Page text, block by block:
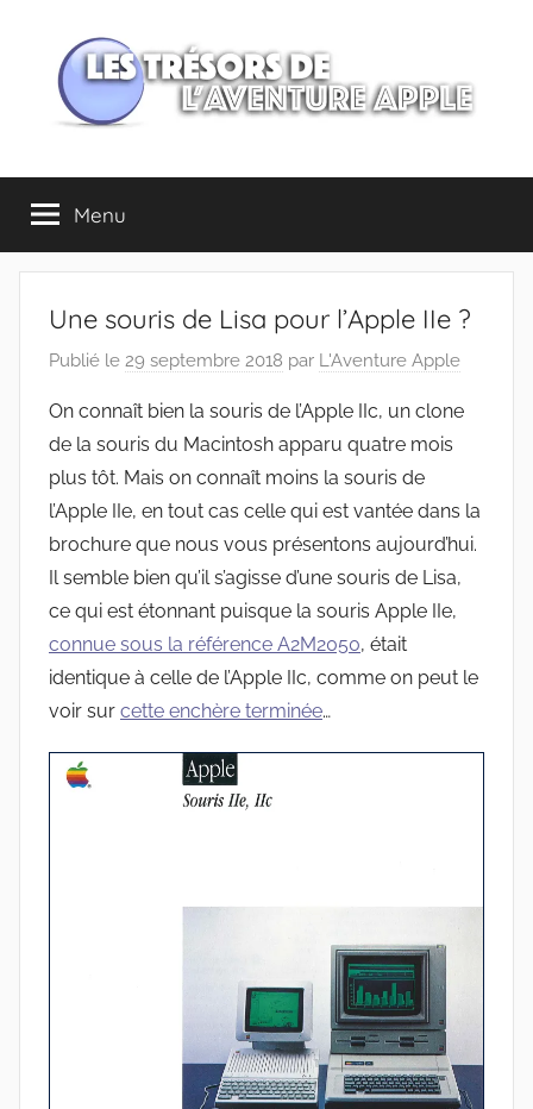
contenu
Les
trésors
de
l'Aventure
Apple
Menu
Une souris de Lisa pour l’Apple IIe ?
Publié le 29 septembre 2018 par L'Aventure Apple
On connaît bien la souris de l’Apple IIc, un clone
de la souris du Macintosh apparu quatre mois
plus tôt. Mais on connaît moins la souris de
l’Apple IIe, en tout cas celle qui est vantée dans la
brochure que nous vous présentons aujourd’hui.
Il semble bien qu’il s’agisse d’une souris de Lisa,
ce qui est étonnant puisque la souris Apple IIe,
connue sous la référence A2M2050, était
identique à celle de l’Apple IIc, comme on peut le
voir sur cette enchère terminée…